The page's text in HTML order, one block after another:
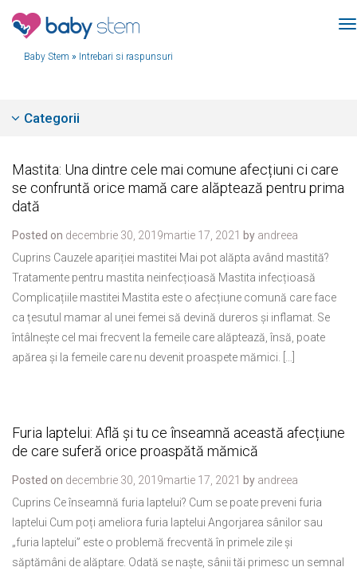
Baby Stem » Intrebari si raspunsuri
Categorii
Mastita: Una dintre cele mai comune afecțiuni ci care
se confruntă orice mamă care alăptează pentru prima
dată
Posted on decembrie 30, 2019martie 17, 2021 by andreea
Cuprins Cauzele apariției mastitei Mai pot alăpta având mastită?
Tratamente pentru mastita neinfecțioasă Mastita infecțioasă
Complicațiile mastitei Mastita este o afecțiune comună care face
ca țesutul mamar al unei femei să devină dureros și inflamat. Se
întâlnește cel mai frecvent la femeile care alăptează, însă, poate
apărea și la femeile care nu devenit proaspete mămici. […]
Furia laptelui: Află și tu ce înseamnă această afecțiune
de care suferă orice proaspătă mămică
Posted on decembrie 30, 2019martie 17, 2021 by andreea
Cuprins Ce înseamnă furia laptelui? Cum se poate preveni furia
laptelui Cum poți ameliora furia laptelui Angorjarea sânilor sau
„furia laptelui” este o problemă frecventă în primele zile și
săptămâni de alăptare. Odată se naște, sânii tăi primesc un semnal